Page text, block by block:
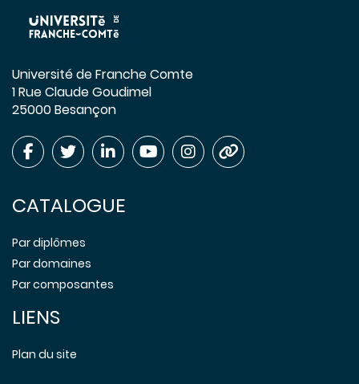
Université de Franche Comte
1 Rue Claude Goudimel
25000 Besançon
CATALOGUE
Par diplômes
Par domaines
Par composantes
LIENS
Plan du site